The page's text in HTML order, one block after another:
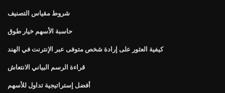
شروط مقياس التصنيف
حاسبة الأسهم خيار طوق
كيفية العثور على إرادة شخص متوفى عبر الإنترنت في الهند
قراءة الرسم البياني الانتعاش
أفضل إستراتيجية تداول للأسهم